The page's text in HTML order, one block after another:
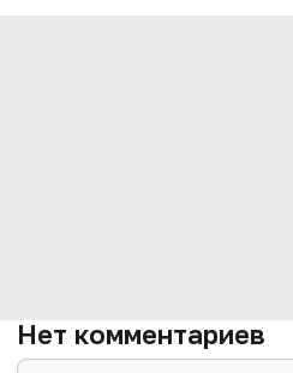
Нет комментариев